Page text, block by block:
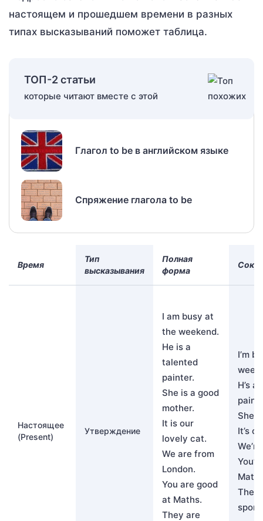
настоящем и прошедшем времени в разных
типах высказываний поможет таблица.
ТОП-2 статьи
которые читают вместе с этой
Глагол to be в английском языке
Спряжение глагола to be
Время
Тип
высказывания
Полная
форма
Настоящее
(Present)
Утверждение
I am busy at
the weekend.
He is a
talented
painter.
She is a good
mother.
It is our
lovely cat.
We are from
London.
You are good
at Maths.
They are
I’m
H’s
It’s